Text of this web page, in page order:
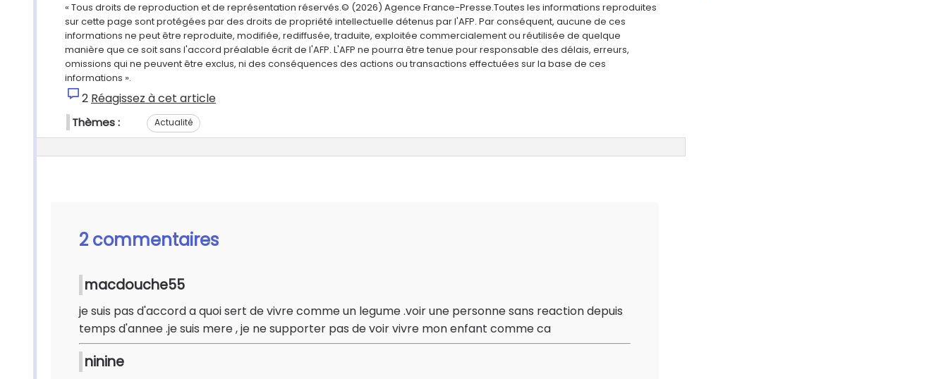
« Tous droits de reproduction et de représentation réservés.© (2026) Agence France-Presse.Toutes les informations reproduites
sur cette page sont protégées par des droits de propriété intellectuelle détenus par l'AFP. Par conséquent, aucune de ces
informations ne peut être reproduite, modifiée, rediffusée, traduite, exploitée commercialement ou réutilisée de quelque
manière que ce soit sans l'accord préalable écrit de l'AFP. L'AFP ne pourra être tenue pour responsable des délais, erreurs,
omissions qui ne peuvent être exclus, ni des conséquences des actions ou transactions effectuées sur la base de ces
informations ».
2 Réagissez à cet article
Thèmes : Actualité
2 commentaires
macdouche55
je suis pas d'accord a quoi sert de vivre comme un legume .voir une personne sans reaction depuis
temps d'annee .je suis mere , je ne supporter pas de voir vivre mon enfant comme ca
ninine